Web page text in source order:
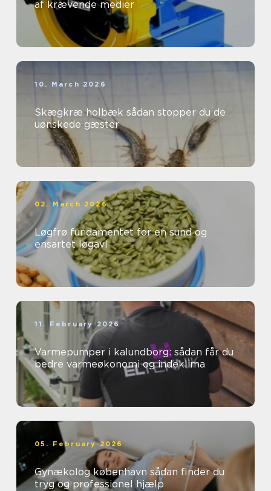
af krævende medier
10. March 2026
Skægkræ holbæk sådan stopper du de
uønskede gæster
02. March 2026
Løgfrø fundamentet for en sund og
ensartet løgavl
11. February 2026
Varmepumper i kalundborg: sådan får du
bedre varmeøkonomi og indeklima
05. February 2026
Gynækolog københavn sådan finder du
tryg og professionel hjælp